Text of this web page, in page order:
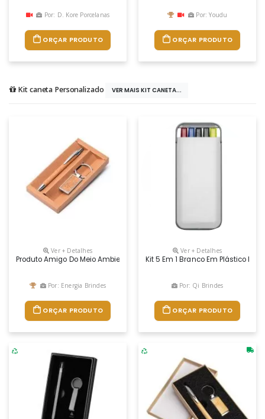
Por: D. Kore Porcelanas
ORÇAR PRODUTO
Por: Youdu
ORÇAR PRODUTO
Kit caneta Personalizado VER MAIS KIT CANETA...
Ver + Detalhes
Produto Amigo Do Meio Ambiente, O Conjunto De Chaveiro E Caneta
Por: Energia Brindes
ORÇAR PRODUTO
Ver + Detalhes
Kit 5 Em 1 Branco Em Plástico
Por: Qi Brindes
ORÇAR PRODUTO